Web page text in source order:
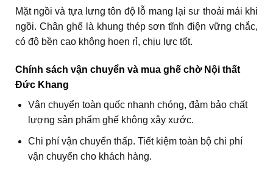
Mặt ngồi và tựa lưng tôn độ lỗ mang lại sư thoải mái khi
ngồi. Chân ghế là khung thép sơn tĩnh điện vững chắc,
có độ bền cao không hoen rỉ, chịu lực tốt.
Chính sách vận chuyển và mua ghế chờ Nội thất
Đức Khang
Vận chuyển toàn quốc nhanh chóng, đảm bảo chất
lượng sản phẩm ghế không xây xước.
Chi phí vận chuyển thấp. Tiết kiệm toàn bộ chi phí
vận chuyển cho khách hàng.